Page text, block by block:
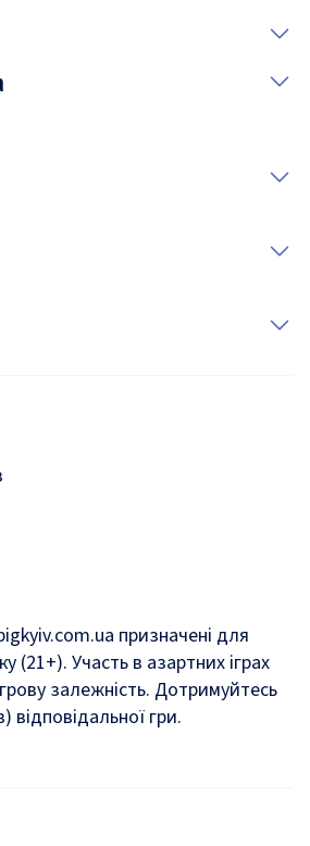
призначені для
(21+). Участь в азартних іграх
залежність. Дотримуйтесь
відповідальної гри.